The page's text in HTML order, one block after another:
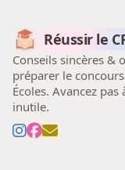
Réussir le
Conseils sincères &
préparer le
Écoles. Avancez
inutile.